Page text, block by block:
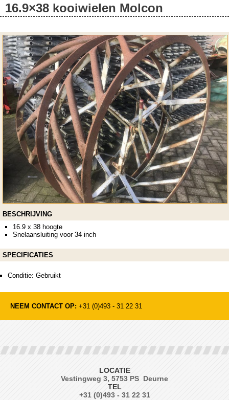
16.9×38 kooiwielen Molcon
BESCHRIJVING
16.9 x 38 hoogte
Snelaansluiting voor 34 inch
SPECIFICATIES
Conditie: Gebruikt
NEEM CONTACT OP: +31 (0)493 - 31 22 31
LOCATIE
Vestingweg 3, 5753 PS Deurne
TEL
+31 (0)493 - 31 22 31